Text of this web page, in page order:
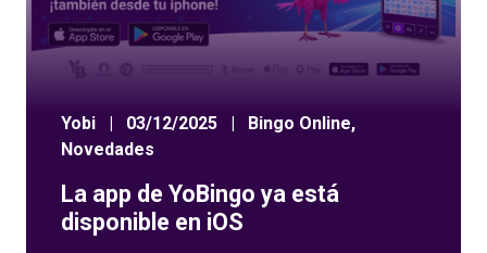
Yobi | 03/12/2025 | Bingo Online,
Novedades
La app de YoBingo ya está
disponible en iOS